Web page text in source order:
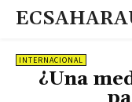
INTERNACIONAL
¿Una